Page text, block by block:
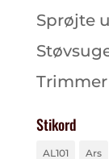
Sprøjte
Trimmer
Stikord
AL101 Ars